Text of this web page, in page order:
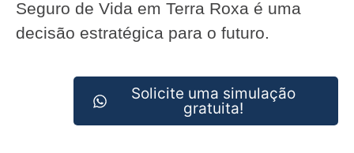
Seguro de Vida em Terra Roxa é uma
decisão estratégica para o futuro.
Solicite uma simulação
gratuita!